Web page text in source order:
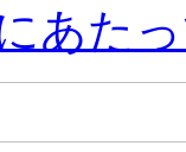
あた